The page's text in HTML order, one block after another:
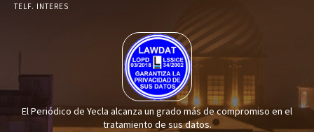
TELF. INTERES
El Periódico de Yecla alcanza un grado más de compromiso en el
tratamiento de sus datos.